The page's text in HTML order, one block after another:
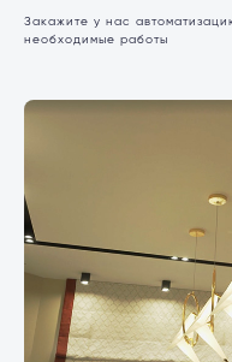
Закажите у нас
необходимые работы